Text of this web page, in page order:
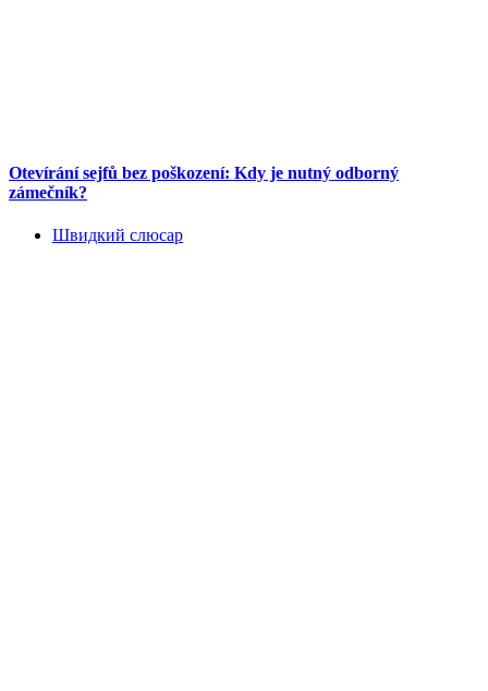
Otevírání sejfů bez poškození: Kdy je nutný odborný
zámečník?
Швидкий слюсар